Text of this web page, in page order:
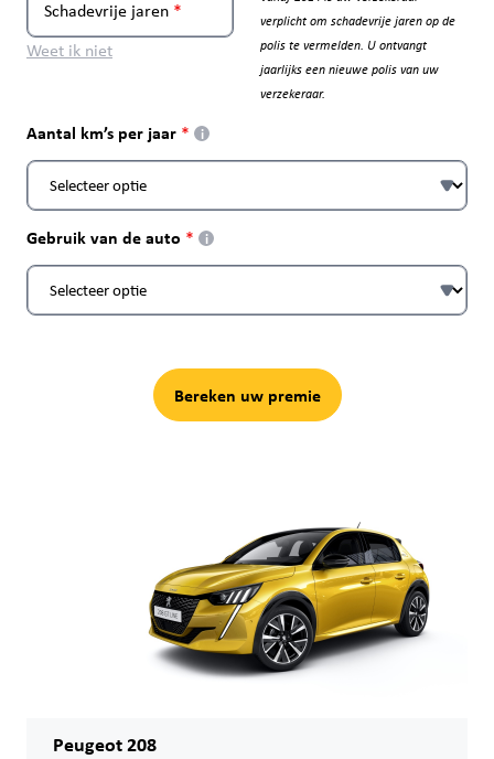
Schadevrije jaren
Weet ik niet
verplicht om schadevrije jaren op de
polis te vermelden. U ontvangt
jaarlijks een nieuwe polis van uw
verzekeraar.
Aantal km’s per jaar i
Gebruik van de auto i
Bereken uw premie
Peugeot 208